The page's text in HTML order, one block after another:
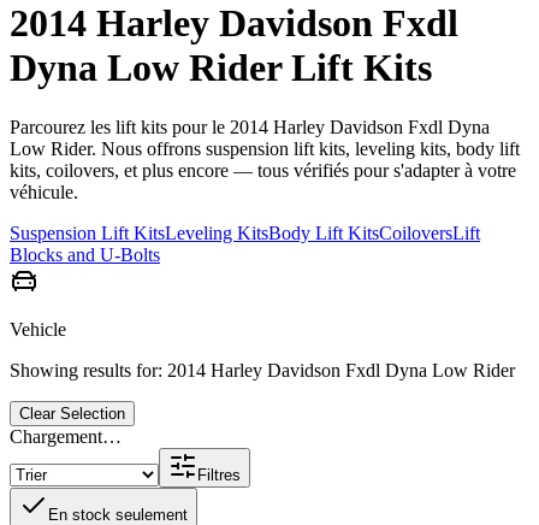
2014 Harley Davidson Fxdl
Dyna Low Rider Lift Kits
Parcourez les lift kits pour le 2014 Harley Davidson Fxdl Dyna
Low Rider. Nous offrons suspension lift kits, leveling kits, body lift
kits, coilovers, et plus encore — tous vérifiés pour s'adapter à votre
véhicule.
Suspension Lift KitsLeveling KitsBody Lift KitsCoiloversLift
Blocks and U-Bolts
Vehicle
Showing results for: 2014 Harley Davidson Fxdl Dyna Low Rider
Clear Selection
Chargement…
Filtres
En stock seulement